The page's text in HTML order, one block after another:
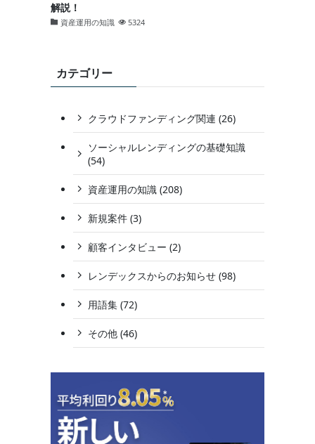
解説！
資産運用の知識 5324
カテゴリー
クラウドファンディング関連 (26)
ソーシャルレンディングの基礎知識
(54)
資産運用の知識 (208)
新規案件 (3)
顧客インタビュー (2)
レンデックスからのお知らせ (98)
用語集 (72)
その他 (46)